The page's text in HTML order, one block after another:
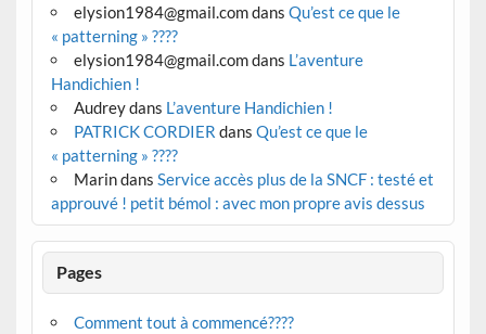
elysion1984@gmail.comdans Qu’est ce que le
« patterning » ????
elysion1984@gmail.comdans L’aventure
Handichien !
Audreydans L’aventure Handichien !
PATRICK CORDIER dans Qu’est ce que le
« patterning » ????
Marindans Service accès plus de la SNCF : testé et
approuvé ! petit bémol : avec mon propre avis dessus
Pages
Comment tout à commencé????